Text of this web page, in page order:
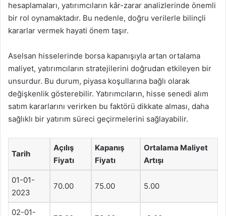
hesaplamaları, yatırımcıların kâr-zarar analizlerinde önemli
bir rol oynamaktadır. Bu nedenle, doğru verilerle bilinçli
kararlar vermek hayati önem taşır.
Aselsan hisselerinde borsa kapanışıyla artan ortalama
maliyet, yatırımcıların stratejilerini doğrudan etkileyen bir
unsurdur. Bu durum, piyasa koşullarına bağlı olarak
değişkenlik gösterebilir. Yatırımcıların, hisse senedi alım
satım kararlarını verirken bu faktörü dikkate alması, daha
sağlıklı bir yatırım süreci geçirmelerini sağlayabilir.
Tarih
Açılış
Fiyatı
Kapanış
Fiyatı
Ortalama Maliyet
Artışı
01-01-
2023
70.00 75.00 5.00
02-01-